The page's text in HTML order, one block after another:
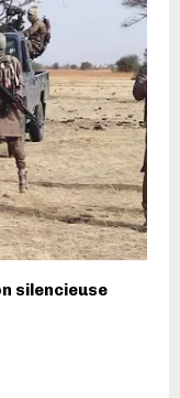
silencieuse